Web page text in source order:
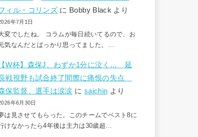
ィル・コリンズ に Bobby Black より
年7月1日
変でしたね。 コラムが毎日続いてるので、お
気なんだとばっかり思ってました。…
【W杯】森保J、わずか1分に泣く… 延
戦視野も試合終了間際に痛恨の失点
保監督、選手は涙涙 に saichin より
年6月30日
は見させてもらった。このチームでベスト8に
けなかったら4年後は主力は30歳超…